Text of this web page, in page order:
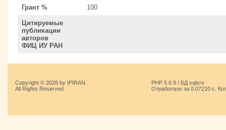
Грант % 100
Цитируемые
публикации
авторов
ФИЦ ИУ РАН
Copyright © 2026 by IPIRAN.
All Rights Reserved.
PHP 5.6.9 / БД sqlsrv
Отработало за 0.07210 с.